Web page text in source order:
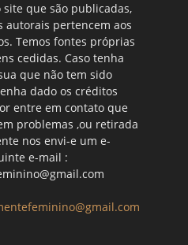
site que são publicadas,
autorais pertencem aos
Temos fontes próprias
cedidas. Caso tenha
que não tem sido
dado os créditos
entre em contato que
problemas ,ou retirada
nos envi-e um e-
e-mail :